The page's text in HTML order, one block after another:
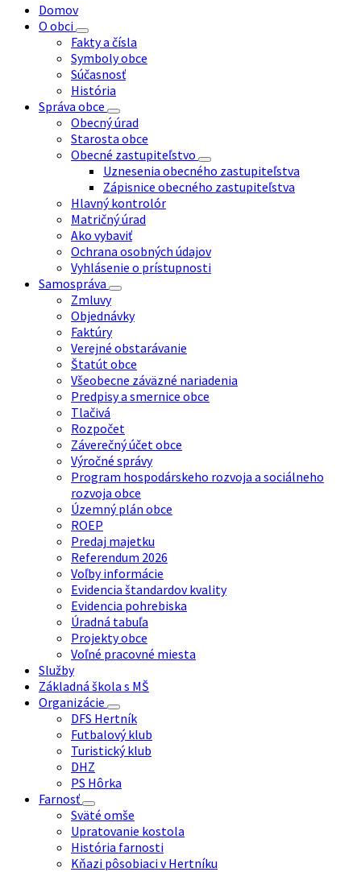
Domov
O obci
Fakty a čísla
Symboly obce
Súčasnosť
História
Správa obce
Obecný úrad
Starosta obce
Obecné zastupiteľstvo
Uznesenia obecného zastupiteľstva
Zápisnice obecného zastupiteľstva
Hlavný kontrolór
Matričný úrad
Ako vybaviť
Ochrana osobných údajov
Vyhlásenie o prístupnosti
Samospráva
Zmluvy
Objednávky
Faktúry
Verejné obstarávanie
Štatút obce
Všeobecne záväzné nariadenia
Predpisy a smernice obce
Tlačivá
Rozpočet
Záverečný účet obce
Výročné správy
Program hospodárskeho rozvoja a sociálneho
rozvoja obce
Územný plán obce
ROEP
Predaj majetku
Referendum 2026
Voľby informácie
Evidencia štandardov kvality
Evidencia pohrebiska
Úradná tabuľa
Projekty obce
Voľné pracovné miesta
Služby
Základná škola s MŠ
Organizácie
DFS Hertník
Futbalový klub
Turistický klub
DHZ
PS Hôrka
Farnosť
Sväté omše
Upratovanie kostola
História farnosti
Kňazi pôsobiaci v Hertníku